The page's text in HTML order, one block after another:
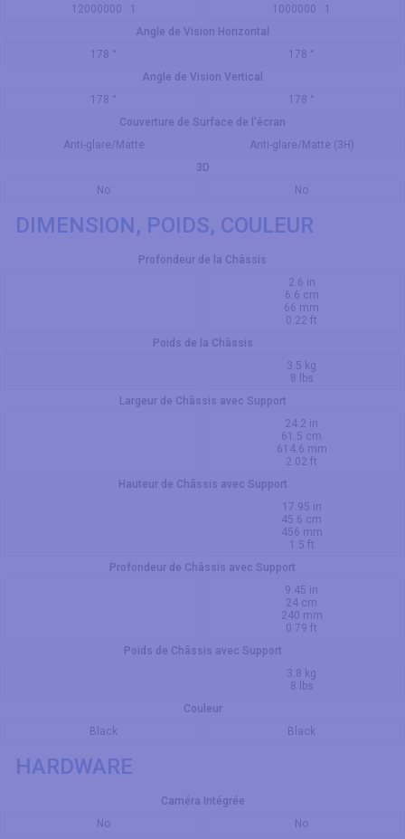
12000000 : 1
1000000 : 1
Angle de Vision Horizontal
178 °
178 °
Angle de Vision Vertical
178 °
178 °
Couverture de Surface de l'écran
Anti-glare/Matte
Anti-glare/Matte (3H)
3D
No
No
DIMENSION, POIDS, COULEUR
Profondeur de la Châssis
2.6 in
6.6 cm
66 mm
0.22 ft
Poids de la Châssis
3.5 kg
8 lbs
Largeur de Châssis avec Support
24.2 in
61.5 cm
614.6 mm
2.02 ft
Hauteur de Châssis avec Support
17.95 in
45.6 cm
456 mm
1.5 ft
Profondeur de Châssis avec Support
9.45 in
24 cm
240 mm
0.79 ft
Poids de Châssis avec Support
3.8 kg
8 lbs
Couleur
Black
Black
HARDWARE
Caméra Intégrée
No
No